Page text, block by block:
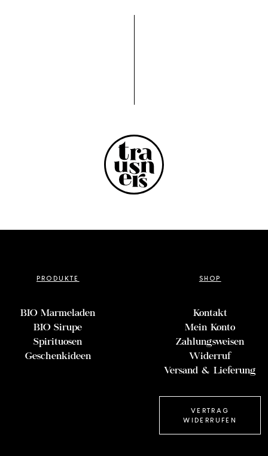
PRODUKTE
BIO Marmeladen
BIO Sirupe
Spirituosen
Geschenkideen
SHOP
Kontakt
Mein Konto
Zahlungsweisen
Widerruf
Versand & Lieferung
VERTRAG
WIDERRUFEN